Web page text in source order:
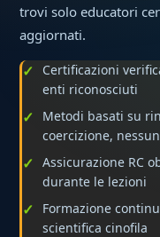
trovi solo educatori
aggiornati.
Certificazioni
enti riconosciuti
Metodi basati su
coercizione,
Assicurazione RC
durante le lezioni
Formazione
scientifica cinofila